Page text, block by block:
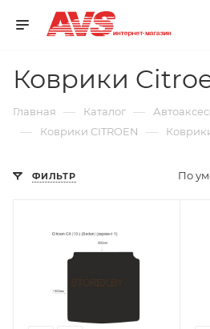
Коврики
Главная — Каталог —
— Коврики CITROEN —
ФИЛЬТР По